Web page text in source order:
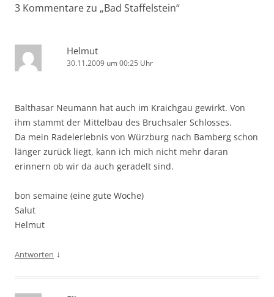
3 Kommentare zu „Bad Staffelstein“
Helmut
30.11.2009 um 00:25 Uhr
Balthasar Neumann hat auch im Kraichgau gewirkt. Von
ihm stammt der Mittelbau des Bruchsaler Schlosses.
Da mein Radelerlebnis von Würzburg nach Bamberg schon
länger zurück liegt, kann ich mich nicht mehr daran
erinnern ob wir da auch geradelt sind.
bon semaine (eine gute Woche)
Salut
Helmut
Antworten ↓